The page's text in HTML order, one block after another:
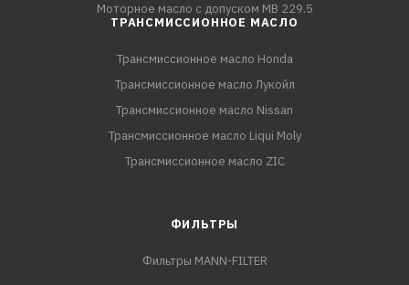
Моторное масло с допуском MB 229.5
ТРАНСМИССИОННОЕ МАСЛО
Трансмиссионное масло Honda
Трансмиссионное масло Лукойл
Трансмиссионное масло Nissan
Трансмиссионное масло Liqui Moly
Трансмиссионное масло ZIC
ФИЛЬТРЫ
Фильтры MANN-FILTER